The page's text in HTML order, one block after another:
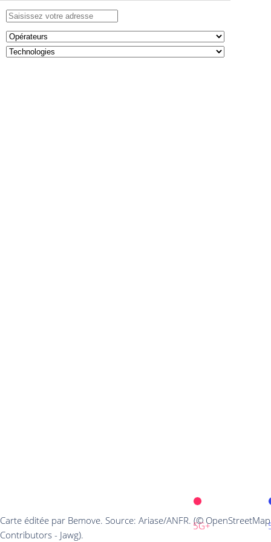
5G+
Carte éditée par Bemove. Source: Ariase/ANFR. (© OpenStreetMap
Contributors - Jawg).